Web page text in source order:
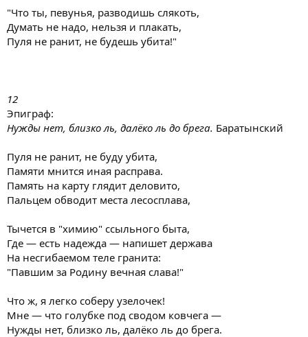
"Что ты, певунья, разводишь слякоть,
Думать не надо, нельзя и плакать,
Пуля не ранит, не будешь убита!"
12
Эпиграф:
Нужды нет, близко ль, далёко ль до брега. Баратынский
Пуля не ранит, не буду убита,
Памяти мнится иная расправа.
Память на карту глядит деловито,
Пальцем обводит места лесосплава,
Тычется в "химию" ссыльного быта,
Где — есть надежда — напишет держава
На несгибаемом теле гранита:
"Павшим за Родину вечная слава!"
Что ж, я легко соберу узелочек!
Мне — что голубке под сводом ковчега —
Нужды нет, близко ль, далёко ль до брега.